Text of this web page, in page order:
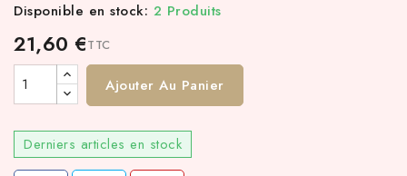
Disponible en stock: 2 Produits
21,60 €TTC
Ajouter Au Panier
Derniers articles en stock